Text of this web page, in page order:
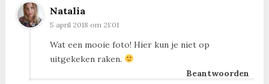
Natalia
5 april 2018 om 21:01
Wat een mooie foto! Hier kun je niet op
uitgekeken raken.
Beantwoorden